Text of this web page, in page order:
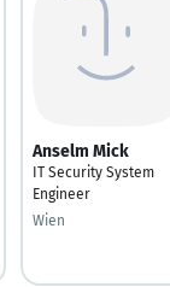
Anselm Mick
IT Security System
Engineer
Wien